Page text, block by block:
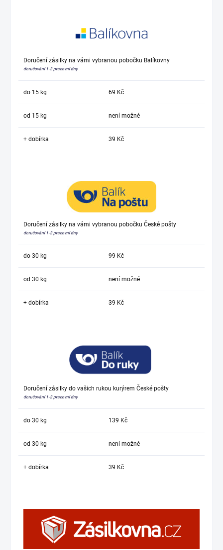
Doručení zásilky na vámi vybranou pobočku Balíkovny
doručování 1-2 pracovní dny
do 15 kg 69 Kč
od 15 kg není možné
+ dobírka 39 Kč
Doručení zásilky na vámi vybranou pobočku České pošty
doručování 1-2 pracovní dny
do 30 kg 99 Kč
od 30 kg není možné
+ dobírka 39 Kč
Doručení zásilky do vašich rukou kurýrem České pošty
doručování 1-2 pracovní dny
do 30 kg 139 Kč
od 30 kg není možné
+ dobírka 39 Kč